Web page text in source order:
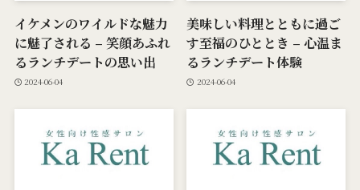
イケメンのワイルドな魅力
に魅了される – 笑顔あふれ
るランチデートの思い出
2024-06-04
美味しい料理とともに過ご
す至福のひととき – 心温ま
るランチデート体験
2024-06-04